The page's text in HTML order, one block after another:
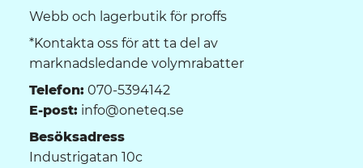
Webb och lagerbutik för proffs
*Kontakta oss för att ta del av
marknadsledande volymrabatter
Telefon: 070-5394142
E-post: info@oneteq.se
Besöksadress
Industrigatan 10c